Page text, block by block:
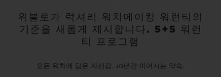
위블로가 럭셔리 워치메이킹 워런티의
기준을 새롭게 제시합니다. 5+5 워런
티 프로그램
모든 워치에 담은 자신감. 10년간 이어지는 약속.